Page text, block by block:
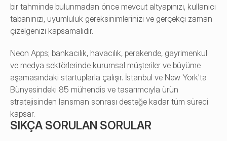
bir tahminde bulunmadan önce mevcut altyapınızı, kullanıcı
tabanınızı, uyumluluk gereksinimlerinizi ve gerçekçi zaman
çizelgenizi kapsamalıdır.
Neon Apps; bankacılık, havacılık, perakende, gayrimenkul
ve medya sektörlerinde kurumsal müşteriler ve büyüme
aşamasındaki startuplarla çalışır. İstanbul ve New York'ta
Bünyesindeki 85 mühendis ve tasarımcıyla ürün
stratejisinden lansman sonrası desteğe kadar tüm süreci
kapsar.
SIKÇA SORULAN SORULAR